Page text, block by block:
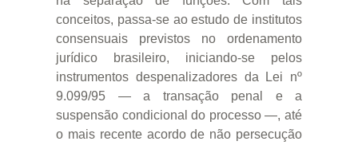
conceitos, passa-se ao estudo de institutos
consensuais previstos no ordenamento
jurídico brasileiro, iniciando-se pelos
instrumentos despenalizadores da Lei nº
9.099/95 — a transação penal e a
suspensão condicional do processo —, até
o mais recente acordo de não persecução